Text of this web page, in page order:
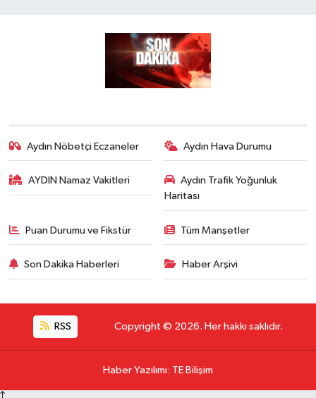
Aydın Nöbetçi Eczaneler Aydın Hava Durumu
AYDIN Namaz Vakitleri
Aydın Trafik Yoğunluk
Haritası
Puan Durumu ve Fikstür Tüm Manşetler
Son Dakika Haberleri Haber Arşivi
RSS Copyright © 2026. Her hakkı saklıdır.
Haber Yazılımı: TE Bilişim